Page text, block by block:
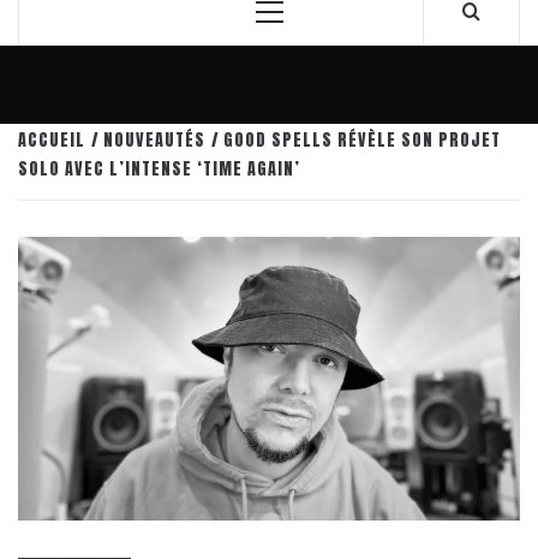
Menu
ACCUEIL NOUVEAUTÉS
GOOD SPELLS RÉVÈLE SON PROJET
SOLO AVEC L’INTENSE ‘TIME AGAIN’